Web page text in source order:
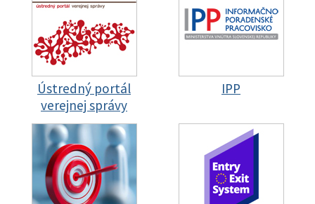
Ústredný portál
verejnej správy
IPP